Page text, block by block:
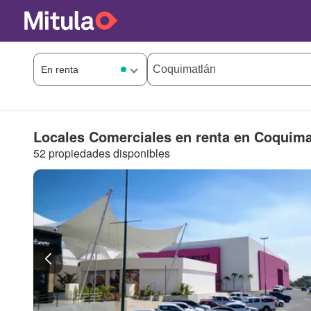
Locales Comerciales en renta en
52 propiedades disponibles